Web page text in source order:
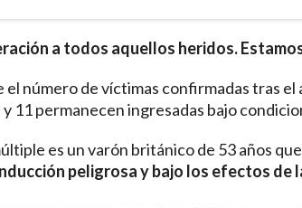
a todos aquellos heridos.
número de víctimas confirmadas tras el
11 permanecen ingresadas bajo
es un varón británico de 53 años
peligrosa y bajo los efectos de